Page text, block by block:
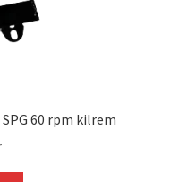
60 rpm kilrem